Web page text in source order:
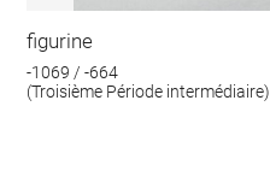
figurine
-1069 / -664
(Troisième Période intermédiaire)